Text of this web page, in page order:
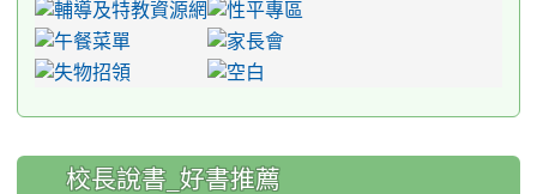
:::
校長說書_好書推薦